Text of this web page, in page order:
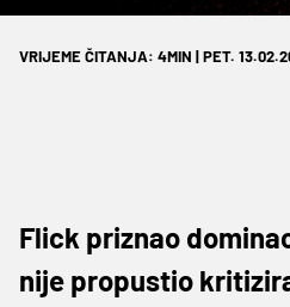
VRIJEME ČITANJA: 4MIN | PET.
Flick priznao
nije propustio